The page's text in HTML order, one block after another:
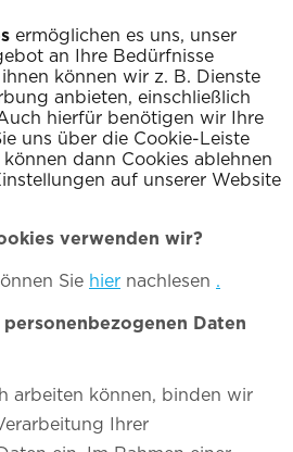
ermöglichen es uns, unser
an Ihre Bedürfnisse
können wir z. B. Dienste
anbieten, einschließlich
hierfür benötigen wir Ihre
uns über die Cookie-Leiste
dann Cookies ablehnen
auf unserer Website
verwenden wir?
Sie hier nachlesen .
Daten
arbeiten können, binden wir
Ihrer